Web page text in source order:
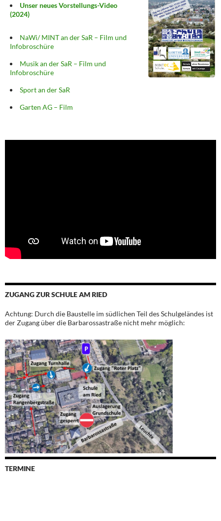
Unser neues Vorstellungs-Video
(2024)
NaWi/ MINT an der SaR – Film und
Infobroschüre
Musik an der SaR – Film und
Infobroschüre
Sport an der SaR
Garten AG – Film
ZUGANG ZUR SCHULE AM RIED
Achtung: Durch die Baustelle im südlichen Teil des Schulgeländes ist
der Zugang über die Barbarossastraße nicht mehr möglich:
TERMINE